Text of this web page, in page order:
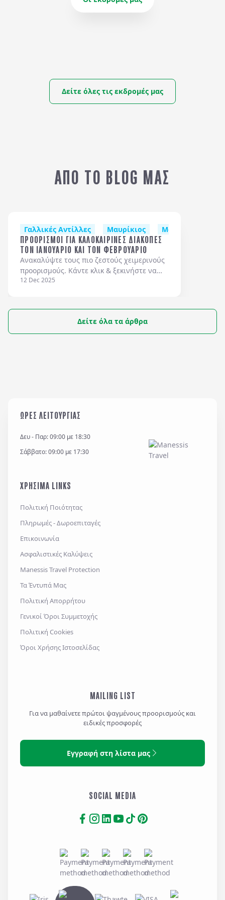
Δείτε όλες τις εκδρομές μας
ΑΠΟ ΤΟ BLOG ΜΑΣ
Γαλλικές Αντίλλες Μαυρίκιος Μαδέρα
ΠΡΟΟΡΙΣΜΟΙ ΓΙΑ ΚΑΛΟΚΑΙΡΙΝΕΣ ΔΙΑΚΟΠΕΣ
ΤΟΝ ΙΑΝΟΥΑΡΙΟ ΚΑΙ ΤΟΝ ΦΕΒΡΟΥΑΡΙΟ
Ανακαλύψτε τους πιο ζεστούς χειμερινούς
προορισμούς. Κάντε κλικ & ξεκινήστε να
σχεδιάζετε το επόμενο ταξίδι σας!
12 Dec 2025
Δείτε όλα τα άρθρα
ΩΡΕΣ ΛΕΙΤΟΥΡΓΙΑΣ
Δευ - Παρ: 09:00 με 18:30
Σάββατο: 09:00 με 17:30
ΧΡΗΣΙΜΑ LINKS
Πολιτική Ποιότητας
Πληρωμές - Δωροεπιταγές
Επικοινωνία
Ασφαλιστικές Καλύψεις
Manessis Travel Protection
Τα Έντυπά Μας
Πολιτική Απορρήτου
Γενικοί Όροι Συμμετοχής
Πολιτική Cookies
Όροι Χρήσης Ιστοσελίδας
MAILING LIST
Για να μαθαίνετε πρώτοι ψαγμένους προορισμούς και
ειδικές προσφορές
Εγγραφή στη λίστα μας
SOCIAL MEDIA